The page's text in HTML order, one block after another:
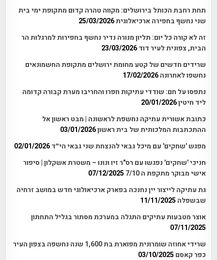
תחת רחבת הכותל בירושלים: מקווה טהרה קדום מתקופת ימי בית
שני נחשף בחפירה ארכיאלוגית25/03/2026
זה לא קורה כל יום: תליון מנורה נדיר נחשף בחפירות למרגלות הר
הבית, צפונית לעיר דוד 23/03/2026
שרידים חדשים של קטע מחומת ירושלים מתקופת החשמונאים
נחשפו לאחרונה 17/02/2026
נתפסו על חם: שודדי עתיקות חפרו והחריבו מערת קבורה קדומה
ליד חיטין20/01/2026
כתובת אשורית עתיקה נחשפת לראשונה | מבט ראשון אל
ההתכתבות המלכותית של בית ראשון03/01/2026
מפגש 'שחקים' עם מיכל גבאי להנצחת שני גבאי הי״ד 02/01/2026
חניכי 'שחקים' נפגשו עם רס"ר זיו ונונו – משטרת אשקלון | סיפור
אישי מבוקר מתקפת ה 7/10
07/12/2025
גת עתיקה לייצור יין נחנכה בפארק ארכיאולוגי חדש במושב זרחיה
שבשפלה 11/11/2025
אוצר מטבעות עתיקים התגלה במערכת מסתור בגליל התחתון
07/11/2025
שרידי אחוזה שומרונית מפוארת בת 1,600 שנה נחשפה בצפון העיר
כפר קאסם 03/10/2025